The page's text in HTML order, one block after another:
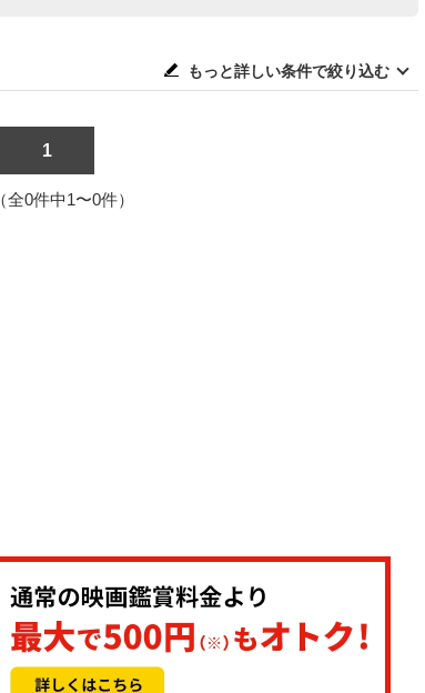
もっと詳しい条件で絞り込む
1
全0件中1〜0件）